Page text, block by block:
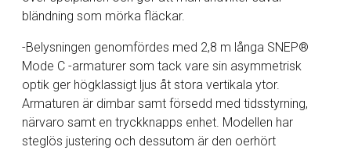
bländning som mörka fläckar.
-Belysningen genomfördes med 2,8 m långa SNEP®
Mode C -armaturer som tack vare sin asymmetrisk
optik ger högklassigt ljus åt stora vertikala ytor.
Armaturen är dimbar samt försedd med tidsstyrning,
närvaro samt en tryckknapps enhet. Modellen har
steglös justering och dessutom är den oerhört